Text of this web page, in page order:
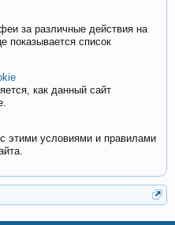
за различные действия на
показывается список
как данный сайт
этими условиями и правилами